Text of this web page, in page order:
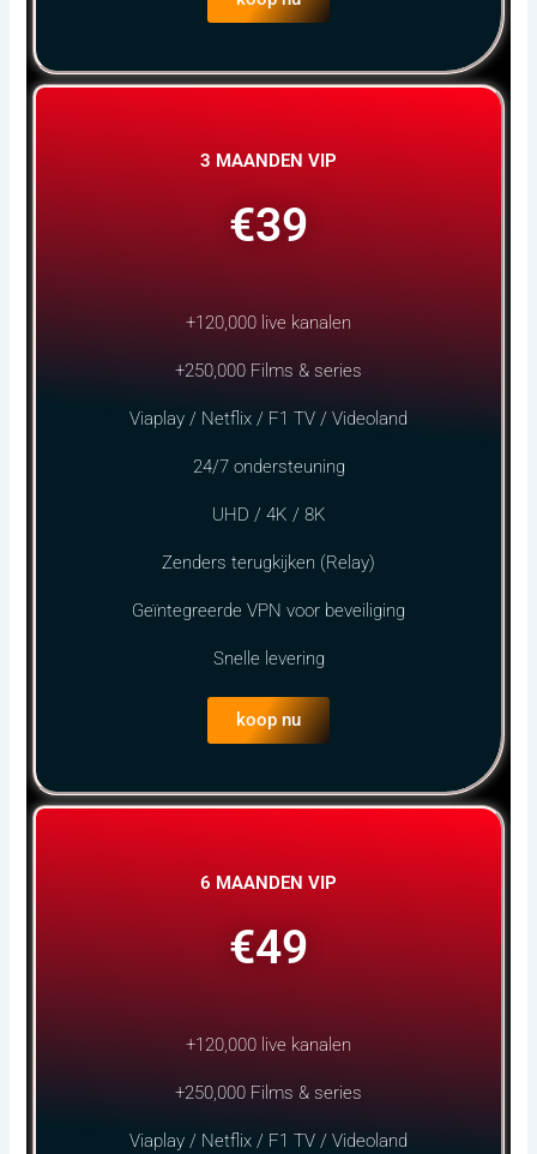
3 MAANDEN VIP
€39
+120,000 live kanalen
+250,000 Films & series
Viaplay / Netflix / F1 TV / Videoland
24/7 ondersteuning
UHD / 4K / 8K
Zenders terugkijken (Relay)
Geïntegreerde VPN voor beveiliging
Snelle levering
koop nu
6 MAANDEN VIP
€49
+120,000 live kanalen
+250,000 Films & series
Viaplay / Netflix / F1 TV / Videoland